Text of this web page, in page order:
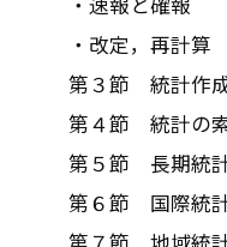
・改定，再計算
第３節 統計作
第４節 統計の
第５節 長期統
第６節 国際統